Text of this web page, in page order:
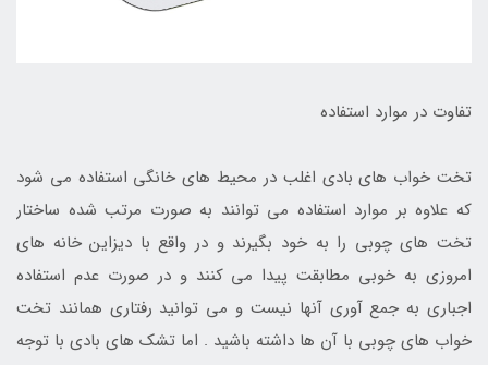
تفاوت در موارد استفاده
تخت خواب های بادی اغلب در محیط های خانگی استفاده می شود
که علاوه بر موارد استفاده می توانند به صورت مرتب شده ساختار
تخت های چوبی را به خود بگیرند و در واقع با دیزاین خانه های
امروزی به خوبی مطابقت پیدا می کنند و در صورت عدم استفاده
اجباری به جمع آوری آنها نیست و می توانید رفتاری همانند تخت
خواب های چوبی با آن ها داشته باشید . اما تشک های بادی با توجه